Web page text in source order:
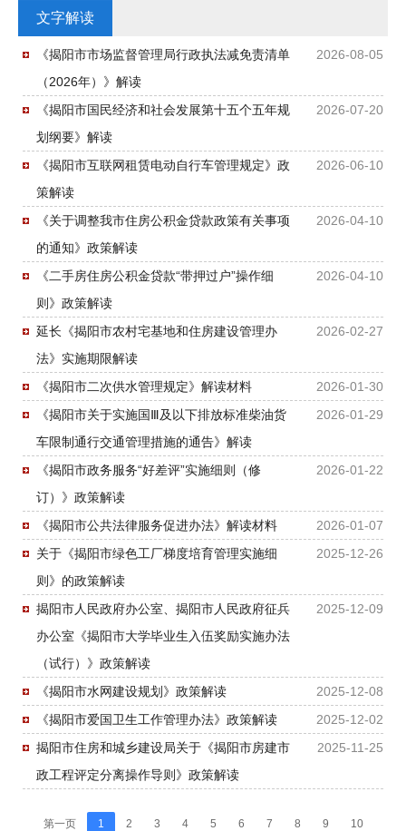
文字解读
2026-08-05
《揭阳市市场监督管理局行政执法减免责清单
（2026年）》解读
2026-07-20
《揭阳市国民经济和社会发展第十五个五年规
划纲要》解读
2026-06-10
《揭阳市互联网租赁电动自行车管理规定》政
策解读
2026-04-10
《关于调整我市住房公积金贷款政策有关事项
的通知》政策解读
2026-04-10
《二手房住房公积金贷款“带押过户”操作细
则》政策解读
2026-02-27
延长《揭阳市农村宅基地和住房建设管理办
法》实施期限解读
2026-01-30
《揭阳市二次供水管理规定》解读材料
2026-01-29
《揭阳市关于实施国Ⅲ及以下排放标准柴油货
车限制通行交通管理措施的通告》解读
2026-01-22
《揭阳市政务服务“好差评”实施细则（修
订）》政策解读
2026-01-07
《揭阳市公共法律服务促进办法》解读材料
2025-12-26
关于《揭阳市绿色工厂梯度培育管理实施细
则》的政策解读
2025-12-09
揭阳市人民政府办公室、揭阳市人民政府征兵
办公室《揭阳市大学毕业生入伍奖励实施办法
（试行）》政策解读
2025-12-08
《揭阳市水网建设规划》政策解读
2025-12-02
《揭阳市爱国卫生工作管理办法》政策解读
2025-11-25
揭阳市住房和城乡建设局关于《揭阳市房建市
政工程评定分离操作导则》政策解读
第一页 1 2 3 4 5 6 7 8 9 10